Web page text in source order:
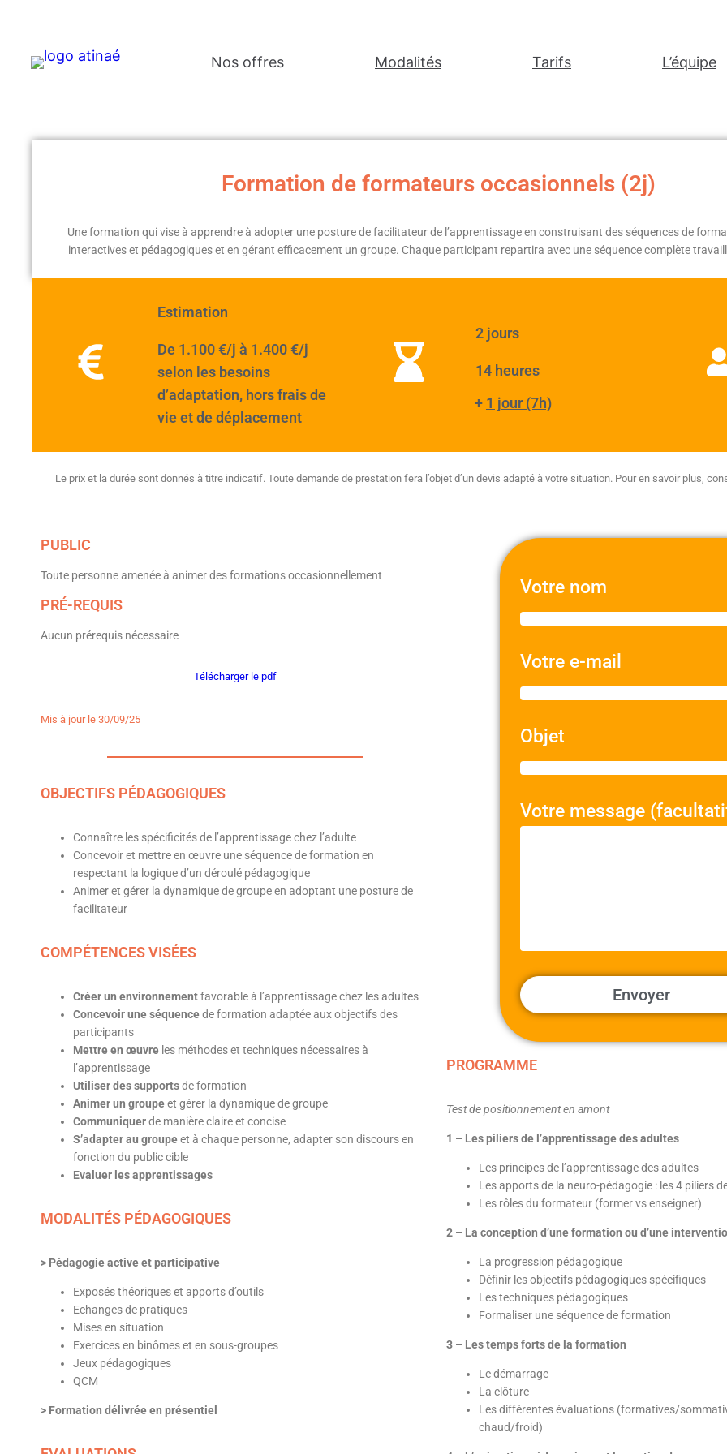
Nos offres Modalités Tarifs L’équipe
Formation de formateurs occasionnels (2j)
Une formation qui vise à apprendre à adopter une posture de facilitateur de l’apprentissage en construisant des séquences de
interactives et pédagogiques et en gérant efficacement un groupe. Chaque participant repartira avec une séquence complète
Estimation
De 1.100 €/j à 1.400 €/j
selon les besoins
d’adaptation, hors frais de
vie et de déplacement
2 jours
14 heures
+ 1 jour (7h)
Le prix et la durée sont donnés à titre indicatif. Toute demande de prestation fera l’objet d’un devis adapté à votre situation. Pour en savoir plus,
PUBLIC
Toute personne amenée à animer des formations occasionnellement
PRÉ-REQUIS
Aucun prérequis nécessaire
Télécharger le pdf
Mis à jour le 30/09/25
OBJECTIFS PÉDAGOGIQUES
Connaître les spécificités de l’apprentissage chez l’adulte
Concevoir et mettre en œuvre une séquence de formation en
respectant la logique d’un déroulé pédagogique
Animer et gérer la dynamique de groupe en adoptant une posture de
facilitateur
COMPÉTENCES VISÉES
Créer un environnementfavorable à l’apprentissage chez les adultes
Concevoir une séquencede formation adaptée aux objectifs des
participants
Mettre en œuvre les méthodes et techniques nécessaires à
l’apprentissage
Utiliser des supportsde formation
Animer un groupeet gérer la dynamique de groupe
Communiquerde manière claire et concise
S’adapter au groupeet à chaque personne, adapter son discours en
fonction du public cible
Evaluer les apprentissages
MODALITÉS PÉDAGOGIQUES
> Pédagogie active et participative
Exposés théoriques et apports d’outils
Echanges de pratiques
Mises en situation
Exercices en binômes et en sous-groupes
Jeux pédagogiques
QCM
> Formation délivrée en présentiel
Votre nom
Votre e-mail
Objet
Votre message
PROGRAMME
Test de positionnement en amont
1 – Les piliers de l’apprentissage des adultes
Les principes de l’apprentissage des adultes
Les apports de la neuro-pédagogie : les 4 piliers
Les rôles du formateur (former vs enseigner)
2 – La conception d’une formation ou d’une
La progression pédagogique
Définir les objectifs pédagogiques spécifiques
Les techniques pédagogiques
Formaliser une séquence de formation
3 – Les temps forts de la formation
Le démarrage
La clôture
Les différentes évaluations (formatives/
chaud/froid)